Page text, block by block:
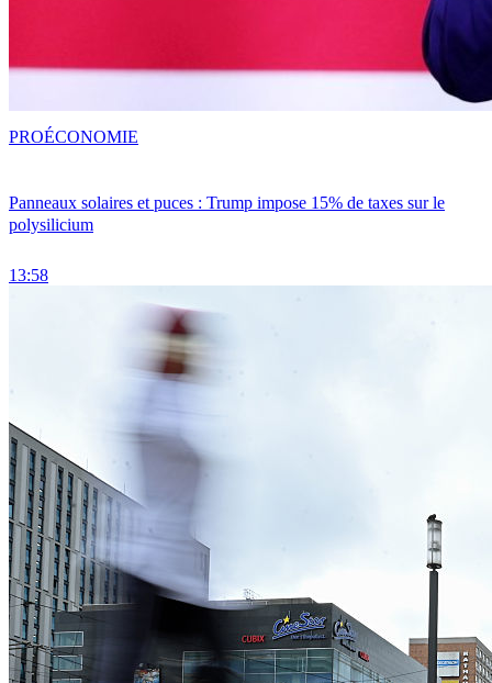
Panneaux solaires et puces : Trump impose 15% de taxes sur le
polysilicium
13:58
PROÉCONOMIE